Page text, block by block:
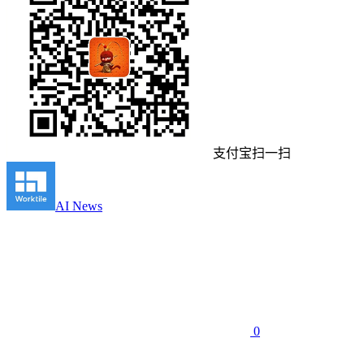
支付宝扫一扫
AI News
0